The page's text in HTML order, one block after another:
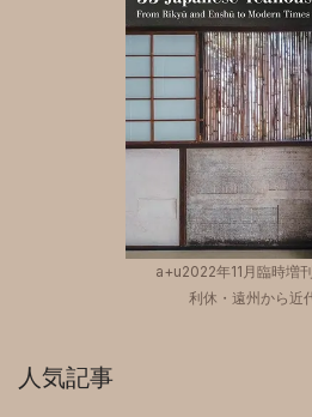
a+u2022年11月臨時増
利休・遠州から近
人気記事